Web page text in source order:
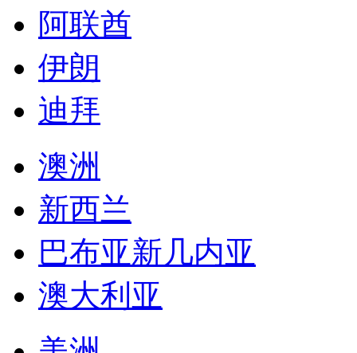
阿联酋
伊朗
迪拜
澳洲
新西兰
巴布亚新几内亚
澳大利亚